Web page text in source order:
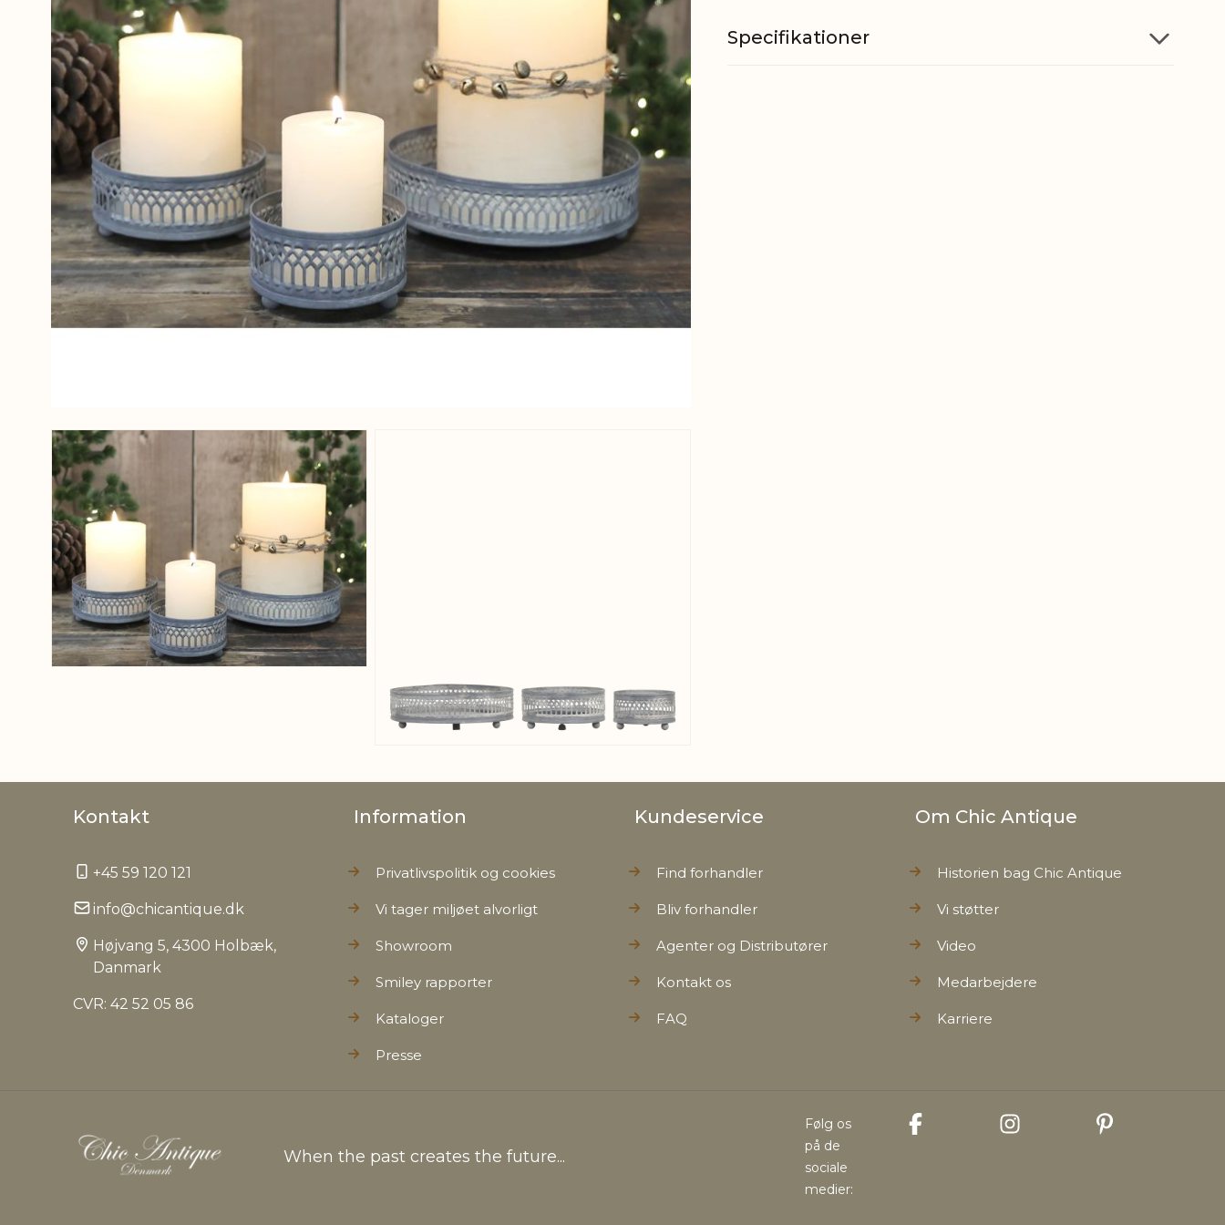
View larger image
Specifikationer
Kontakt
+45 59 120 121
info@chicantique.dk
Højvang 5, 4300 Holbæk,
Danmark
CVR: 42 52 05 86
Information
Privatlivspolitik og cookies
Vi tager miljøet alvorligt
Showroom
Smiley rapporter
Kataloger
Presse
Kundeservice
Find forhandler
Bliv forhandler
Agenter og Distributører
Kontakt os
FAQ
Om Chic Antique
Historien bag Chic Antique
Vi støtter
Video
Medarbejdere
Karriere
When the past creates the future...
Følg os
på de
sociale
medier: